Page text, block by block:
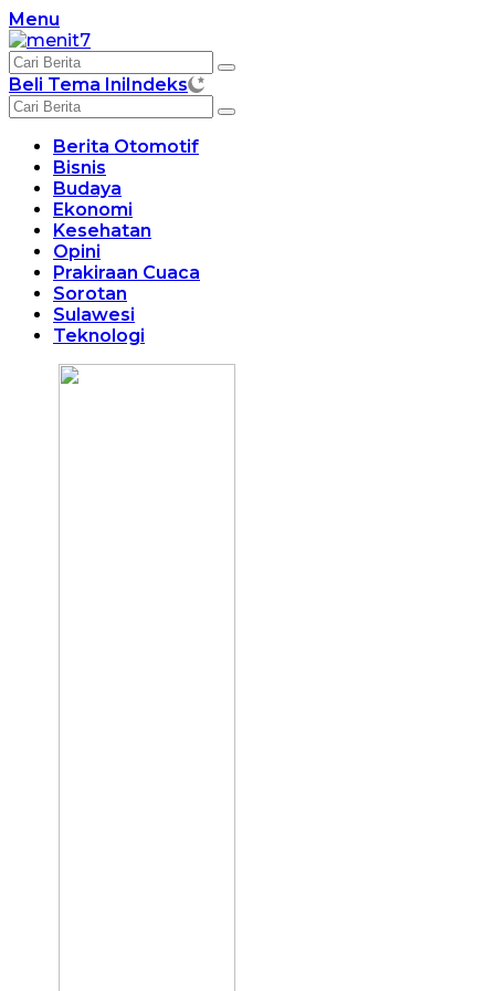
Langsung
ke
konten
Menu
Beli Tema IniIndeks
Berita Otomotif
Bisnis
Budaya
Ekonomi
Kesehatan
Opini
Prakiraan Cuaca
Sorotan
Sulawesi
Teknologi